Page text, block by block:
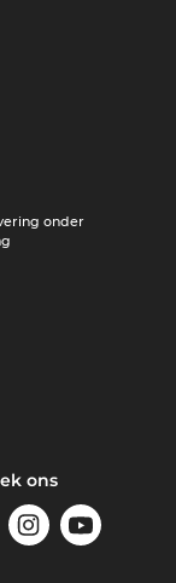
onder
ons